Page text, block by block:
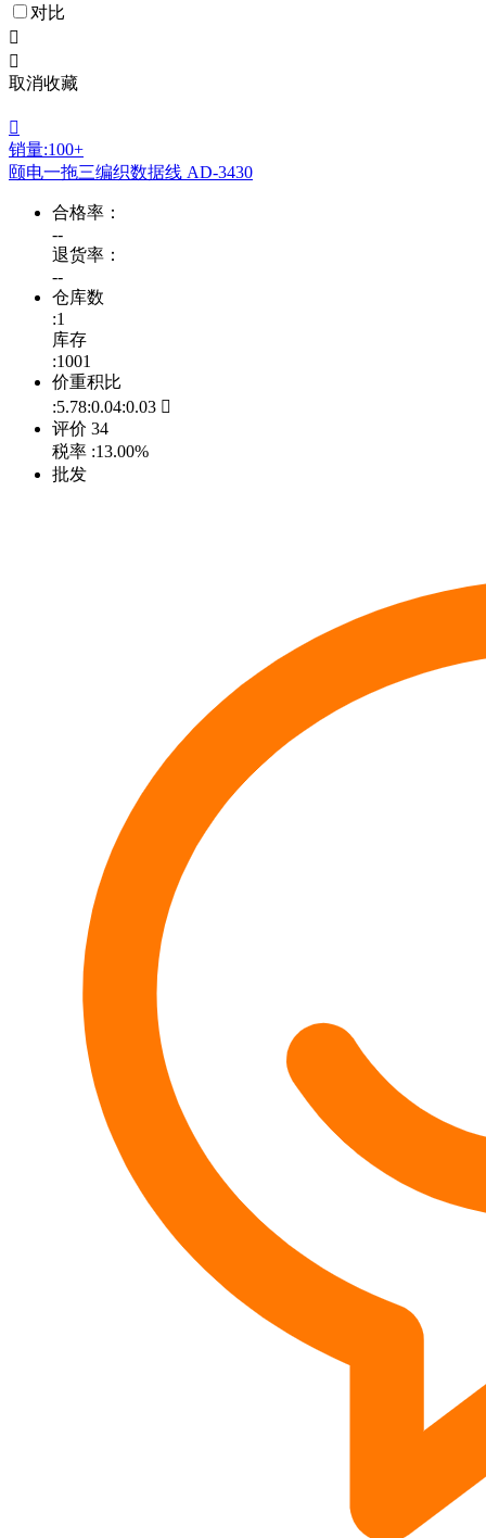
对比


取消收藏

销量:100+
颐电一拖三编织数据线 AD-3430
合格率：
--
退货率：
--
仓库数
:1
库存
:1001
价重积比
:5.78:0.04:0.03 
评价 34
税率 :13.00%
批发